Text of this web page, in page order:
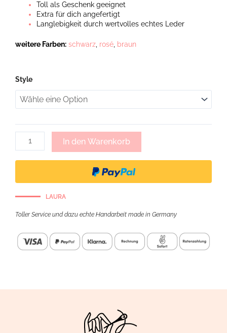
Toll als Geschenk geeignet
Extra für dich angefertigt
Langlebigkeit durch wertvolles echtes Leder
weitere Farben: schwarz rosé braun
Style
Mary,
Brillenkette
mit
natur
Menge
In den Warenkorb
LAURA
Toller Service und dazu echte Handarbeit made in Germany